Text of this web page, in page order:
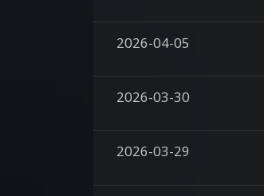
2026-04-05
2026-03-30
2026-03-29